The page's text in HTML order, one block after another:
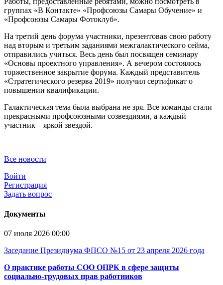
группах «В Контакте» «Профсоюзы Самары Обучение» и
«Профсоюзы Самары Фотоклуб».
На третий день форума участники, презентовав свою работу
над вторым и третьим заданиями межгалактического сейма,
отправились учиться. Весь день был посвящен семинару
«Основы проектного управления». А вечером состоялось
торжественное закрытие форума. Каждый представитель
«Стратегического резерва 2019» получил сертификат о
повышении квалификации.
Галактическая тема была выбрана не зря. Все команды стали
прекрасными профсоюзными созвездиями, а каждый
участник – яркой звездой.
Все новости
Войти
Регистрация
Задать вопрос
Документы
07 июля 2026 00:00
Заседание Президиума ФПСО №15 от 23 апреля 2026 года
О практике работы СОО ОПРК в сфере защиты
социально-трудовых прав работников